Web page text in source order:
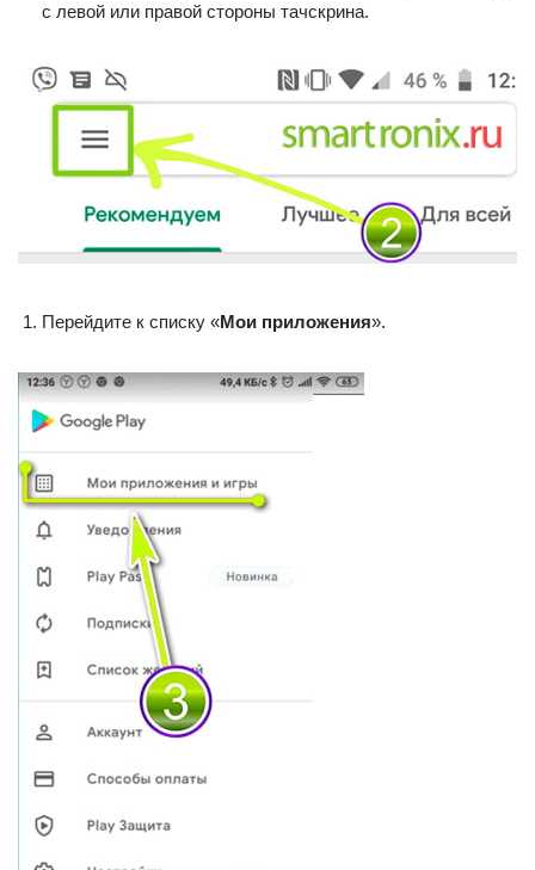
с левой или правой стороны тачскрина.
Перейдите к списку «Мои приложения».